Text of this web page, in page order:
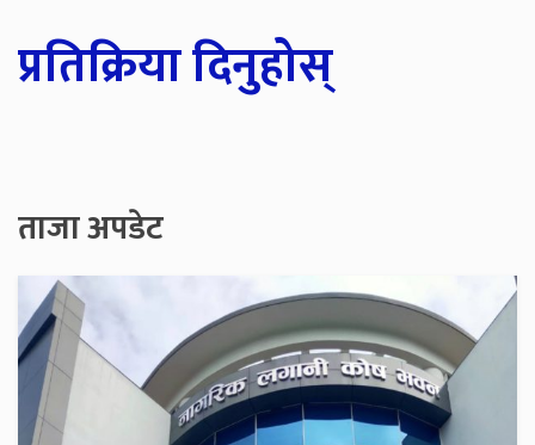
प्रतिक्रिया दिनुहोस्
ताजा अपडेट